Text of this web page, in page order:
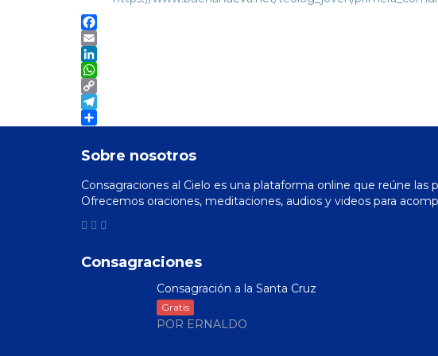
Facebook
Email
LinkedIn
WhatsApp
Copy
Link
Telegram
Sobre nosotros
Consagraciones al Cielo es una plataforma online que reúne las
Ofrecemos oraciones, meditaciones, audios y videos para
Consagraciones
Consagración a la Santa Cruz
Gratis
POR ERNALDO